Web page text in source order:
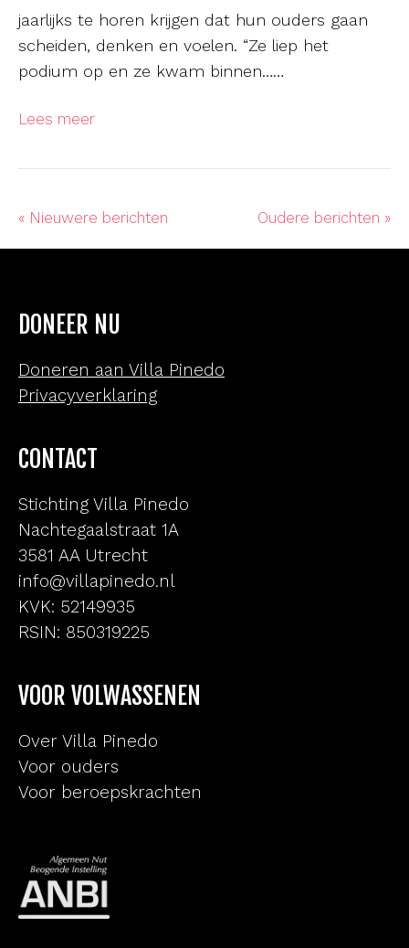
jaarlijks te horen krijgen dat hun ouders gaan
scheiden, denken en voelen. “Ze liep het
podium op en ze kwam binnen……
Lees meer
« Nieuwere berichten Oudere berichten »
DONEER NU
Doneren aan Villa Pinedo
Privacyverklaring
CONTACT
Stichting Villa Pinedo
Nachtegaalstraat 1A
3581 AA Utrecht
info@villapinedo.nl
KVK: 52149935
RSIN: 850319225
VOOR VOLWASSENEN
Over Villa Pinedo
Voor ouders
Voor beroepskrachten